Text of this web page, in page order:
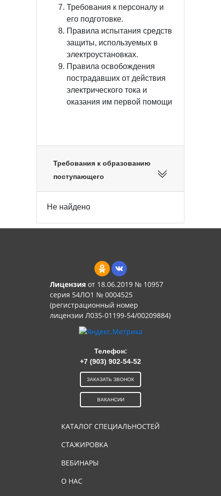
Требования к персоналу и
его подготовке.
Правила испытания средств
защиты, используемых в
электроустановках.
Правила освобождения
пострадавших от действия
электрического тока и
оказания им первой помощи
Требования к образованию
поступающего
Не найдено
Лицензияот 18.06.2019 № 10957
серия 54ЛО1 № 0004525
(регистрационный номер
лицензии Л035-01199-54/00209884)
КАТАЛОГ СПЕЦИАЛЬНОСТЕЙ
СТАЖИРОВКА
ВЕБИНАРЫ
О НАС
Телефон:
+7 (903) 902-54-52
ЗАКАЗАТЬ ЗВОНОК
ВАКАНСИИ